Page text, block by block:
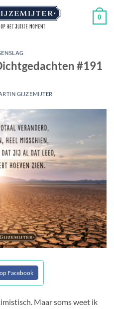
0
#191
GIJZEMIJTER
Facebook
Maar soms weet ik